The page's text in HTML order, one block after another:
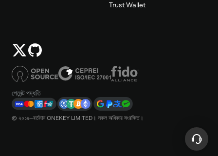
Trust Wallet
পেমেন্ট পদ্ধতি
© ২০১৯–বর্তমান ONEKEY LIMITED। সকল অধিকার সংরক্ষিত।